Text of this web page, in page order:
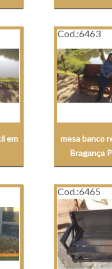
em
Cod.:6463
mesa banco
Bragança
Cod.:6465